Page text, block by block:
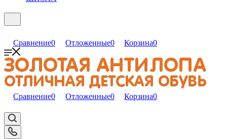
Сравнение0 Отложенные0 Корзина0
Сравнение0 Отложенные0 Корзина0